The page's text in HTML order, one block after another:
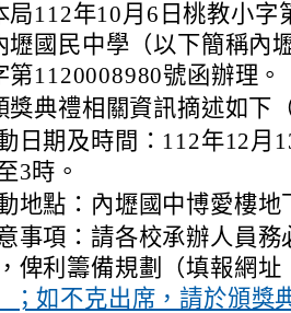
局112年10月6日桃教小字
壢國民中學（以下簡稱內
第1120008980號函辦理。
獎典禮相關資訊摘述如下
日期及時間：112年12月
3時。
地點：內壢國中博愛樓地
事項：請各校承辦人員
俾利籌備規劃（填報網址
；如不克出席，請於頒獎